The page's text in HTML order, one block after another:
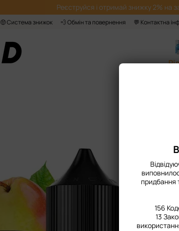
Реєструйся і отримай знижку 2% на
🤑 Система знижок 💨 Обмін та повернення 💬 Контактна
придбання
156
13